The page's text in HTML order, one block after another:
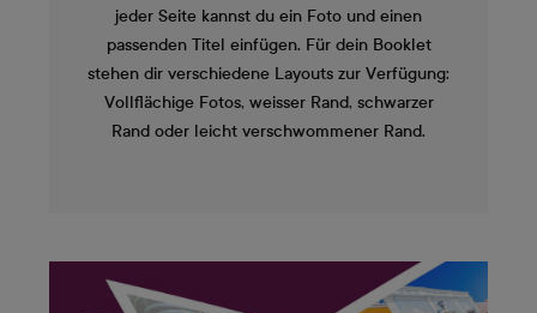
jeder Seite kannst du ein Foto und einen
passenden Titel einfügen. Für dein Booklet
stehen dir verschiedene Layouts zur Verfügung:
Vollflächige Fotos, weisser Rand, schwarzer
Rand oder leicht verschwommener Rand.